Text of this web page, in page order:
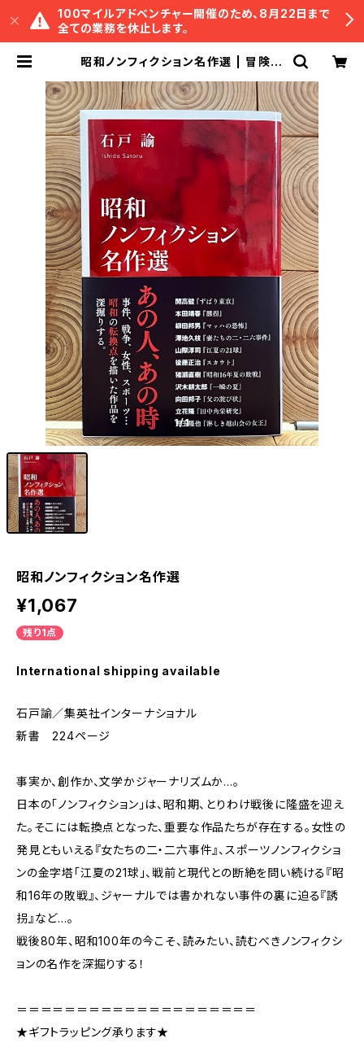
100マイルアドベンチャー開催のため、8月22日まで
全ての業務を休止します。
昭和ノンフィクション名作選 | 冒険研
1/1
昭和ノンフィクション名作選
¥1,067
残り1点
International shipping available
石戸諭／集英社インターナショナル
新書 224ページ
事実か、創作か、文学かジャーナリズムか…。
日本の「ノンフィクション」は、昭和期、とりわけ戦後に隆盛を迎え
た。そこには転換点となった、重要な作品たちが存在する。女性の
発見ともいえる『女たちの二・二六事件』、スポーツノンフィクショ
ンの金字塔「江夏の21球」、戦前と現代との断絶を問い続ける『昭
和16年の敗戦』、ジャーナルでは書かれない事件の裏に迫る『誘
拐』など…。
戦後80年、昭和100年の今こそ、読みたい、読むべきノンフィクシ
ョンの名作を深掘りする！
＝＝＝＝＝＝＝＝＝＝＝＝＝＝＝＝＝＝＝＝
★ギフトラッピング承ります★